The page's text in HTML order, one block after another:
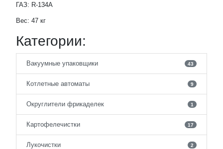
ГАЗ: R-134A
Вес: 47 кг
Категории:
Вакуумные упаковщики 43
Котлетные автоматы 9
Округлители фрикаделек 1
Картофелечистки 17
Лукочистки 2